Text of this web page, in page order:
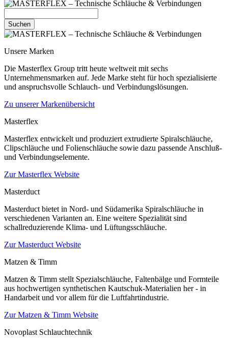
Suchen
Unsere Marken
Die Masterflex Group tritt heute weltweit mit sechs
Unternehmensmarken auf. Jede Marke steht für hoch spezialisierte
und anspruchsvolle Schlauch- und Verbindungslösungen.
Zu unserer Markenübersicht
Masterflex
Masterflex entwickelt und produziert extrudierte Spiralschläuche,
Clipschläuche und Folienschläuche sowie dazu passende Anschluß-
und Verbindungselemente.
Zur Masterflex Website
Masterduct
Masterduct bietet in Nord- und Südamerika Spiralschläuche in
verschiedenen Varianten an. Eine weitere Spezialität sind
schallreduzierende Klima- und Lüftungsschläuche.
Zur Masterduct Website
Matzen & Timm
Matzen & Timm stellt Spezialschläuche, Faltenbälge und Formteile
aus hochwertigen synthetischen Kautschuk-Materialien her - in
Handarbeit und vor allem für die Luftfahrtindustrie.
Zur Matzen & Timm Website
Novoplast Schlauchtechnik